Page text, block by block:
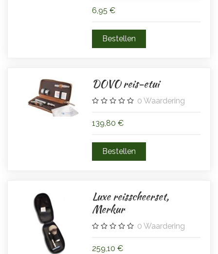
6,95 €
DOVO reis-etui
0 Waardering
139,80 €
Luxe reisscheerset,
Merkur
0 Waardering
259,10 €